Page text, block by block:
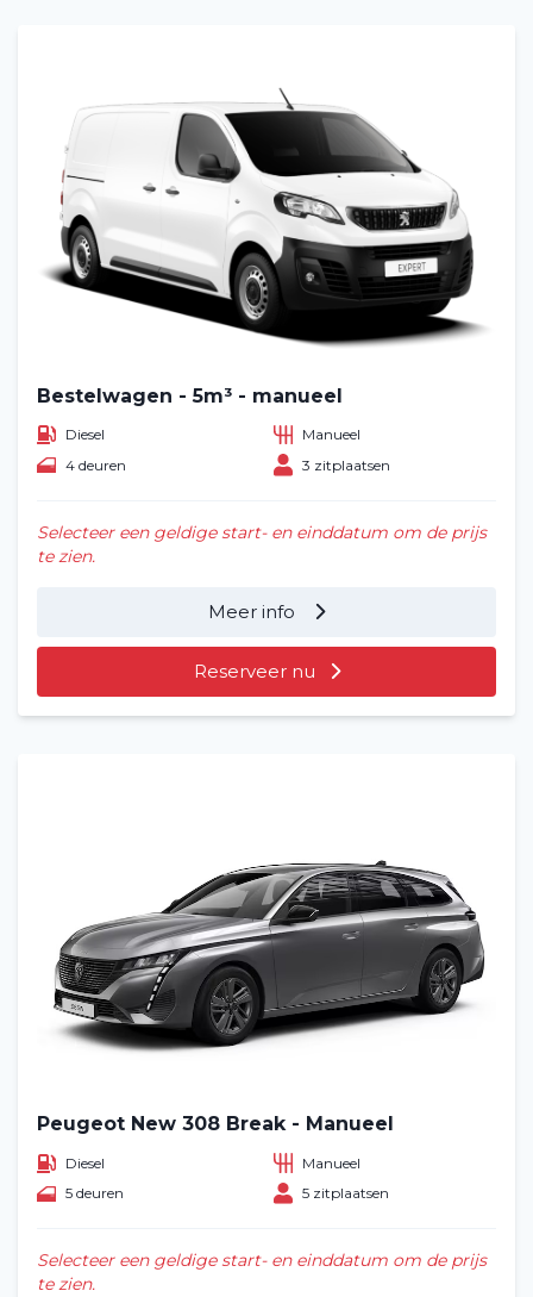
Bestelwagen - 5m³ - manueel
Diesel
Manueel
4 deuren
3 zitplaatsen
Selecteer een geldige start- en einddatum om de prijs
te zien.
Meer info
Reserveer nu
Peugeot New 308 Break - Manueel
Diesel
Manueel
5 deuren
5 zitplaatsen
Selecteer een geldige start- en einddatum om de prijs
te zien.